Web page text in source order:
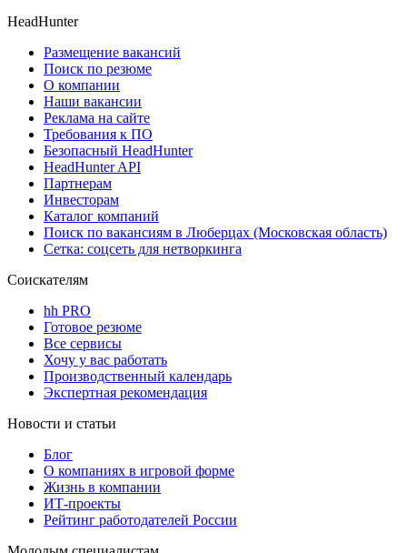
HeadHunter
Размещение вакансий
Поиск по резюме
О компании
Наши вакансии
Реклама на сайте
Требования к ПО
Безопасный HeadHunter
HeadHunter API
Партнерам
Инвесторам
Каталог компаний
Поиск по вакансиям в Люберцах (Московская область)
Сетка: соцсеть для нетворкинга
Соискателям
hh PRO
Готовое резюме
Все сервисы
Хочу у вас работать
Производственный календарь
Экспертная рекомендация
Новости и статьи
Блог
О компаниях в игровой форме
Жизнь в компании
ИТ-проекты
Рейтинг работодателей России